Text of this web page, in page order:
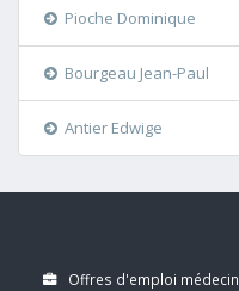
Pioche Dominique
Bourgeau Jean-Paul
Antier Edwige
Offres d'emploi médecin